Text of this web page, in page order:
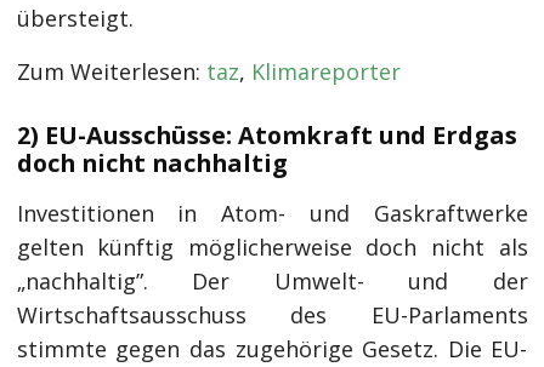
übersteigt.
Zum Weiterlesen: taz, Klimareporter
2) EU-Ausschüsse: Atomkraft und Erdgas
doch nicht nachhaltig
Investitionen in Atom- und Gaskraftwerke
gelten künftig möglicherweise doch nicht als
„nachhaltig”. Der Umwelt- und der
Wirtschaftsausschuss des EU-Parlaments
stimmte gegen das zugehörige Gesetz. Die EU-